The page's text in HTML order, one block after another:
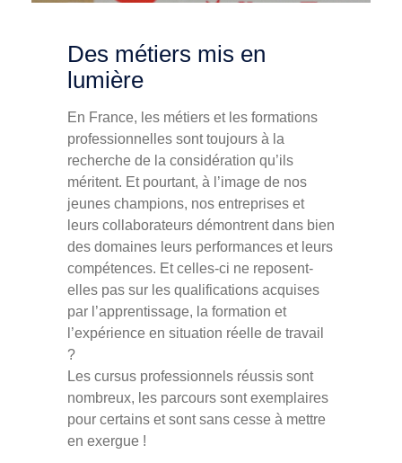
Des métiers mis en
lumière
En France, les métiers et les formations
professionnelles sont toujours à la
recherche de la considération qu’ils
méritent. Et pourtant, à l’image de nos
jeunes champions, nos entreprises et
leurs collaborateurs démontrent dans bien
des domaines leurs performances et leurs
compétences. Et celles-ci ne reposent-
elles pas sur les qualifications acquises
par l’apprentissage, la formation et
l’expérience en situation réelle de travail
?
Les cursus professionnels réussis sont
nombreux, les parcours sont exemplaires
pour certains et sont sans cesse à mettre
en exergue !